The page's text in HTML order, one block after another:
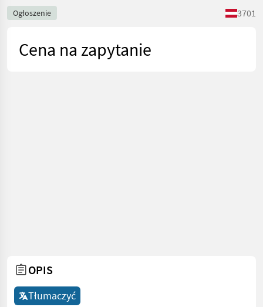
Ogłoszenie 3701
Cena na zapytanie
OPIS
Tłumaczyć